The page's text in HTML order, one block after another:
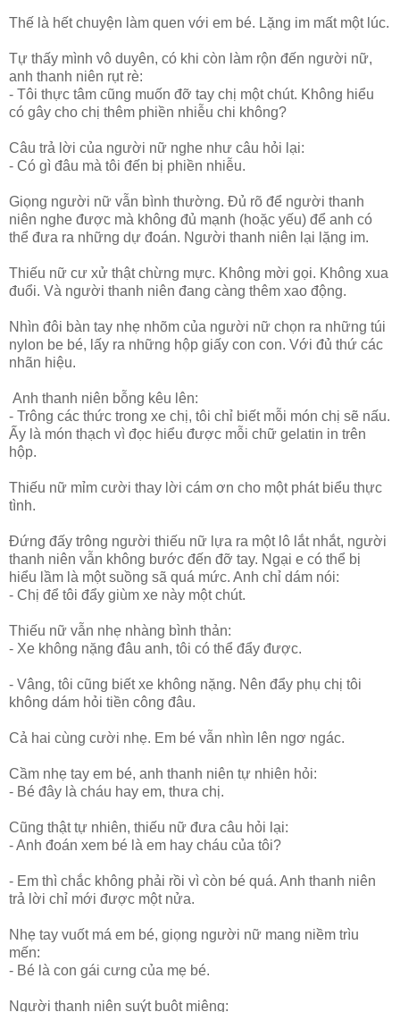
Thế là hết chuyện làm quen với em bé. Lặng im mất một lúc.
Tự thấy mình vô duyên, có khi còn làm rộn đến người nữ,
anh thanh niên rụt rè:
- Tôi thực tâm cũng muốn đỡ tay chị một chút. Không hiểu
có gây cho chị thêm phiền nhiễu chi không?
Câu trả lời của người nữ nghe như câu hỏi lại:
- Có gì đâu mà tôi đến bị phiền nhiễu.
Giọng người nữ vẫn bình thường. Đủ rõ để người thanh
niên nghe được mà không đủ mạnh (hoặc yếu) để anh có
thể đưa ra những dự đoán. Người thanh niên lại lặng im.
Thiếu nữ cư xử thật chừng mực. Không mời gọi. Không xua
đuổi. Và người thanh niên đang càng thêm xao động.
Nhìn đôi bàn tay nhẹ nhõm của người nữ chọn ra những túi
nylon be bé, lấy ra những hộp giấy con con. Với đủ thứ các
nhãn hiệu.
Anh thanh niên bỗng kêu lên:
- Trông các thức trong xe chị, tôi chỉ biết mỗi món chị sẽ nấu.
Ấy là món thạch vì đọc hiểu được mỗi chữ gelatin in trên
hộp.
Thiếu nữ mỉm cười thay lời cám ơn cho một phát biểu thực
tình.
Đứng đấy trông người thiếu nữ lựa ra một lô lắt nhắt, người
thanh niên vẫn không bước đến đỡ tay. Ngại e có thể bị
hiểu lầm là một suồng sã quá mức. Anh chỉ dám nói:
- Chị để tôi đẩy giùm xe này một chút.
Thiếu nữ vẫn nhẹ nhàng bình thản:
- Xe không nặng đâu anh, tôi có thể đẩy được.
- Vâng, tôi cũng biết xe không nặng. Nên đẩy phụ chị tôi
không dám hỏi tiền công đâu.
Cả hai cùng cười nhẹ. Em bé vẫn nhìn lên ngơ ngác.
Cầm nhẹ tay em bé, anh thanh niên tự nhiên hỏi:
- Bé đây là cháu hay em, thưa chị.
Cũng thật tự nhiên, thiếu nữ đưa câu hỏi lại:
- Anh đoán xem bé là em hay cháu của tôi?
- Em thì chắc không phải rồi vì còn bé quá. Anh thanh niên
trả lời chỉ mới được một nửa.
Nhẹ tay vuốt má em bé, giọng người nữ mang niềm trìu
mến:
- Bé là con gái cưng của mẹ bé.
Người thanh niên suýt buột miệng: